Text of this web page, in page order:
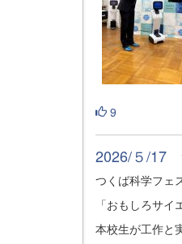
9
2026/５/17
つくば科学フェ
「おもしろサ
本校生が工作と